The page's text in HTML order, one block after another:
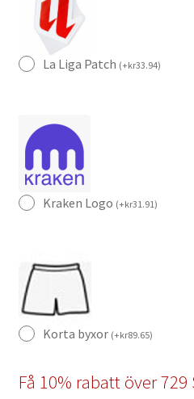
La Liga Patch (+kr33.94)
Kraken Logo (+kr31.91)
Korta byxor (+kr89.65)
Få 10% rabatt över 729